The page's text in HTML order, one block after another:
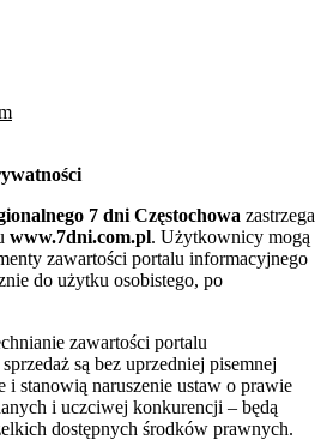
7 dni Częstochowa zastrzega
www.7dni.com.pl. Użytkownicy mogą
zawartości portalu informacyjnego
do użytku osobistego, po
zawartości portalu
są bez uprzedniej pisemnej
i stanowią naruszenie ustaw o prawie
i uczciwej konkurencji – będą
dostępnych środków prawnych.